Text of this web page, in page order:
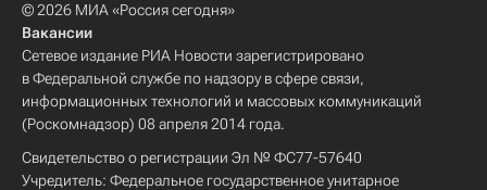
© 2026 МИА «Россия сегодня»
Вакансии
Сетевое издание РИА Новости зарегистрировано
в Федеральной службе по надзору в сфере связи,
информационных технологий и массовых коммуникаций
(Роскомнадзор) 08 апреля 2014 года.
Свидетельство о регистрации Эл № ФС77-57640
Учредитель: Федеральное государственное унитарное